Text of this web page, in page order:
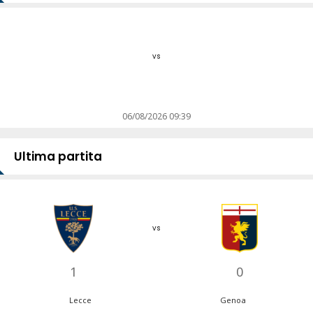
vs
06/08/2026 09:39
Ultima partita
1
vs
0
Lecce Genoa